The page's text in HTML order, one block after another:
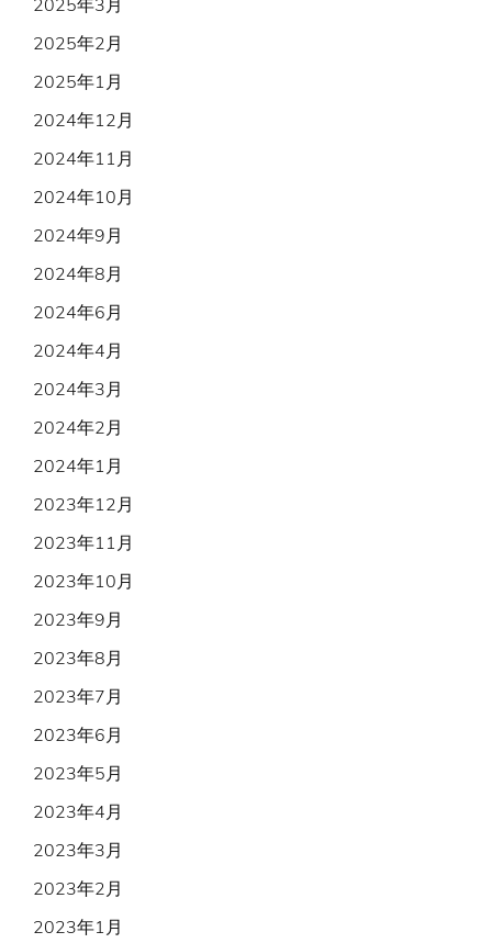
2025年3月
2025年2月
2025年1月
2024年12月
2024年11月
2024年10月
2024年9月
2024年8月
2024年6月
2024年4月
2024年3月
2024年2月
2024年1月
2023年12月
2023年11月
2023年10月
2023年9月
2023年8月
2023年7月
2023年6月
2023年5月
2023年4月
2023年3月
2023年2月
2023年1月